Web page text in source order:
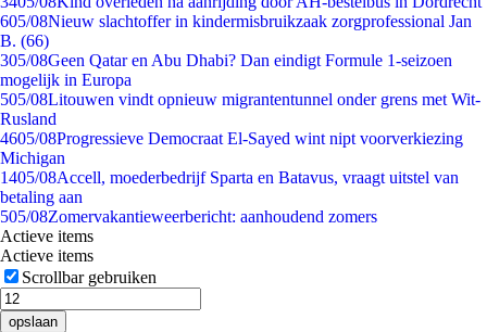
605/08Nieuw slachtoffer in kindermisbruikzaak zorgprofessional Jan
B. (66)
305/08Geen Qatar en Abu Dhabi? Dan eindigt Formule 1-seizoen
mogelijk in Europa
505/08Litouwen vindt opnieuw migrantentunnel onder grens met Wit-
Rusland
4605/08Progressieve Democraat El-Sayed wint nipt voorverkiezing
Michigan
1405/08Accell, moederbedrijf Sparta en Batavus, vraagt uitstel van
betaling aan
505/08Zomervakantieweerbericht: aanhoudend zomers
Actieve items
Actieve items
Scrollbar gebruiken
opslaan